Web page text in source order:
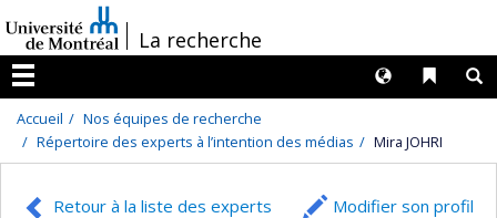
au
contenu
/La recherche
Menu
Liens
Langues
Accueil
Nos équipes de recherche
Répertoire des experts à l’intention des médias
Mira JOHRI
Retour à la liste des experts Modifier son profil